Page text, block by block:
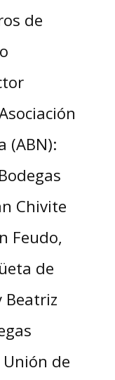
de
(ABN):
Chivite
Feudo,
de
Beatriz
de